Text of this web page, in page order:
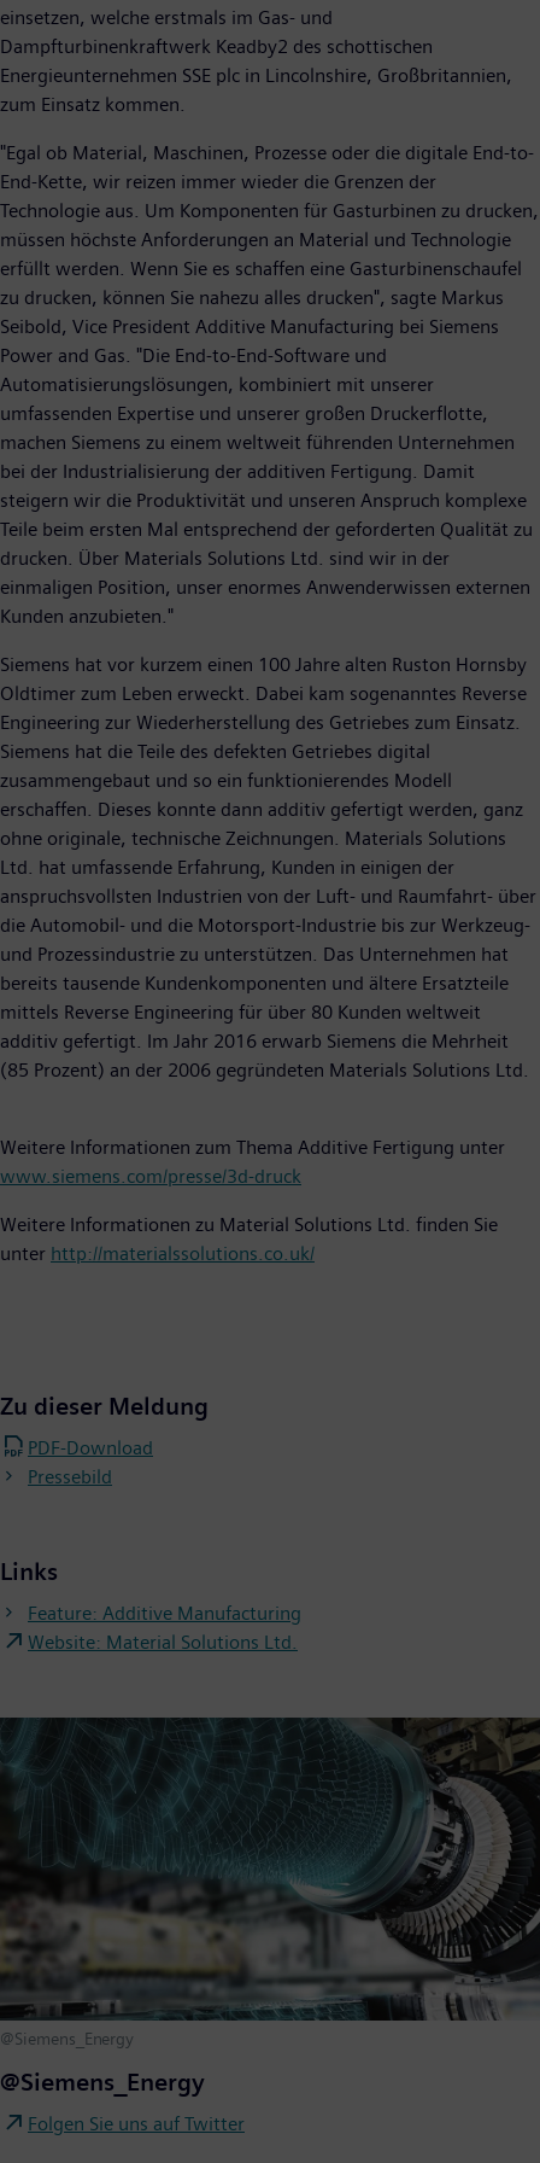
einsetzen, welche erstmals im Gas- und
Dampfturbinenkraftwerk Keadby2 des schottischen
Energieunternehmen SSE plc in Lincolnshire, Großbritannien,
zum Einsatz kommen.
"Egal ob Material, Maschinen, Prozesse oder die digitale End-to-
End-Kette, wir reizen immer wieder die Grenzen der
Technologie aus. Um Komponenten für Gasturbinen zu drucken,
müssen höchste Anforderungen an Material und Technologie
erfüllt werden. Wenn Sie es schaffen eine Gasturbinenschaufel
zu drucken, können Sie nahezu alles drucken", sagte Markus
Seibold, Vice President Additive Manufacturing bei Siemens
Power and Gas. "Die End-to-End-Software und
Automatisierungslösungen, kombiniert mit unserer
umfassenden Expertise und unserer großen Druckerflotte,
machen Siemens zu einem weltweit führenden Unternehmen
bei der Industrialisierung der additiven Fertigung. Damit
steigern wir die Produktivität und unseren Anspruch komplexe
Teile beim ersten Mal entsprechend der geforderten Qualität zu
drucken. Über Materials Solutions Ltd. sind wir in der
einmaligen Position, unser enormes Anwenderwissen externen
Kunden anzubieten."
Siemens hat vor kurzem einen 100 Jahre alten Ruston Hornsby
Oldtimer zum Leben erweckt. Dabei kam sogenanntes Reverse
Engineering zur Wiederherstellung des Getriebes zum Einsatz.
Siemens hat die Teile des defekten Getriebes digital
zusammengebaut und so ein funktionierendes Modell
erschaffen. Dieses konnte dann additiv gefertigt werden, ganz
ohne originale, technische Zeichnungen. Materials Solutions
Ltd. hat umfassende Erfahrung, Kunden in einigen der
anspruchsvollsten Industrien von der Luft- und Raumfahrt- über
die Automobil- und die Motorsport-Industrie bis zur Werkzeug-
und Prozessindustrie zu unterstützen. Das Unternehmen hat
bereits tausende Kundenkomponenten und ältere Ersatzteile
mittels Reverse Engineering für über 80 Kunden weltweit
additiv gefertigt. Im Jahr 2016 erwarb Siemens die Mehrheit
(85 Prozent) an der 2006 gegründeten Materials Solutions Ltd.
Weitere Informationen zum Thema Additive Fertigung unter
www.siemens.com/presse/3d-druck
Weitere Informationen zu Material Solutions Ltd. finden Sie
unter http://materialssolutions.co.uk/
Zu dieser Meldung
PDF-Download
Pressebild
Links
Feature: Additive Manufacturing
Website: Material Solutions Ltd.
@Siemens_Energy
@Siemens_Energy
Folgen Sie uns auf Twitter